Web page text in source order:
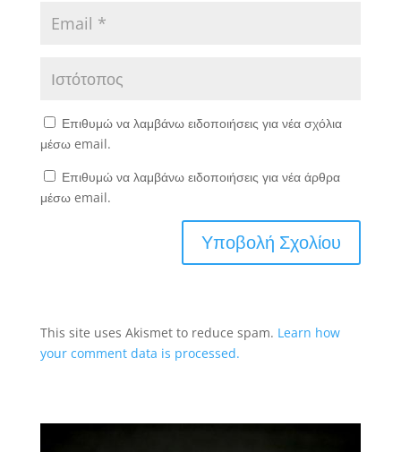
Επιθυμώ να λαμβάνω ειδοποιήσεις για νέα σχόλια
μέσω email.
Επιθυμώ να λαμβάνω ειδοποιήσεις για νέα άρθρα
μέσω email.
This site uses Akismet to reduce spam. Learn how
your comment data is processed.